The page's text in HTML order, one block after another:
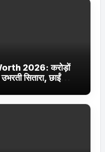
2026: करोड़ों
सितारा, छाईं